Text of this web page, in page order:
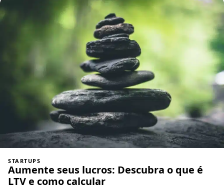
STARTUPS
Aumente seus lucros: Descubra o que é
LTV e como calcular